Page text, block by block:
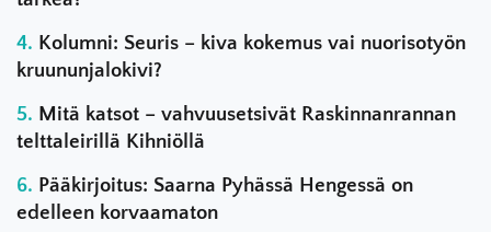
Kolumni: Seuris – kiva kokemus vai nuorisotyön
kruununjalokivi?
Mitä katsot – vahvuusetsivät Raskinnanrannan
telttaleirillä Kihniöllä
Pääkirjoitus: Saarna Pyhässä Hengessä on
edelleen korvaamaton